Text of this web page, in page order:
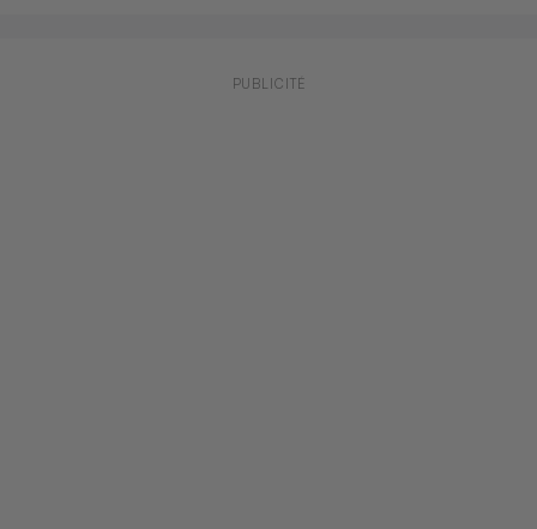
PUBLICITÉ